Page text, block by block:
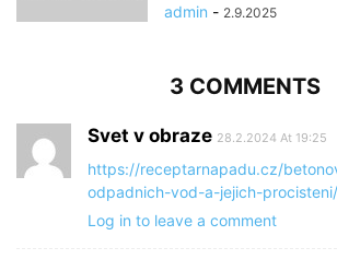
admin - 2.9.2025
3 COMMENTS
Svet v obraze 28.2.2024 At 19:25
https://receptarnapadu.cz/
odpadnich-vod-a-jejich-procisteni/
Log in to leave a comment